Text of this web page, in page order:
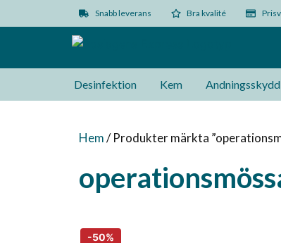
Snabb leverans Bra kvalité
Desinfektion Kem Andningsskydd
Hem/ Produkter märkta